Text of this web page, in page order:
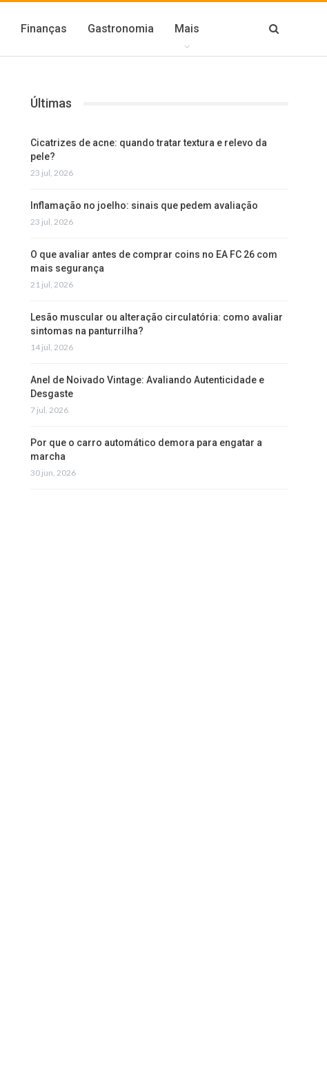
Finanças Gastronomia Mais
Últimas
Cicatrizes de acne: quando tratar textura e relevo da
pele?
23 jul, 2026
Inflamação no joelho: sinais que pedem avaliação
23 jul, 2026
O que avaliar antes de comprar coins no EA FC 26 com
mais segurança
21 jul, 2026
Lesão muscular ou alteração circulatória: como avaliar
sintomas na panturrilha?
14 jul, 2026
Anel de Noivado Vintage: Avaliando Autenticidade e
Desgaste
7 jul, 2026
Por que o carro automático demora para engatar a
marcha
30 jun, 2026